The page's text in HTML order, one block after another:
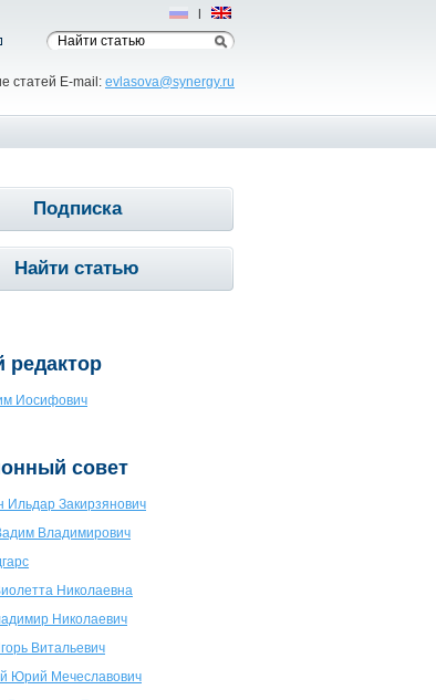
статей E-mail: evlasova@synergy.ru
Рус | Eng
Подписка
Найти статью
редактор
Иосифович
совет
Ильдар Закирзянович
Владимирович
Николаевна
Николаевич
Витальевич
Юрий Мечеславович